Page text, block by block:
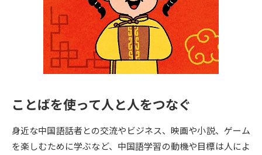
専門学校の資料請求 大学院の資料請求
留学・進学関連、塾・予備校
大学入学共通テスト「受験案
内」の請求
大学入学共通テスト「受験上の
配慮案内」の請求
高等学校卒業程度認定試験
幼稚園教員資格認定試験 小学校教員資格認定試験
高等学校（情報）教員資格認定
試験
ことばを使って人と人をつなぐ
身近な中国語話者との交流やビジネス、映画や小説、ゲーム
を楽しむために学ぶなど、中国語学習の動機や目標は人によ